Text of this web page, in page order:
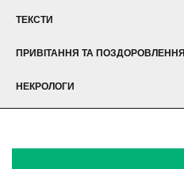
ТЕКСТИ
ПРИВІТАННЯ ТА ПОЗДОРОВЛЕННЯ
НЕКРОЛОГИ